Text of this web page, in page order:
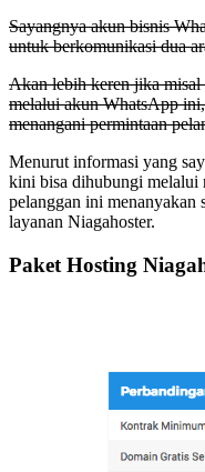
Sayangnya akun bisnis
untuk berkomunikasi dua
Akan lebih keren jika misal
melalui akun WhatsApp
menangani permintaan
Menurut informasi yang
kini bisa dihubungi melalui
pelanggan ini menanyakan
layanan Niagahoster.
Paket Hosting